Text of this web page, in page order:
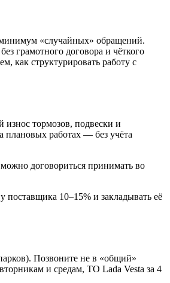
«случайных» обращений.
грамотного договора и чёткого
как структурировать работу с
тормозов, подвески и
плановых работах — без учёта
договориться принимать во
10–15% и закладывать её
Позвоните не в «общий»
и средам, ТО Lada Vesta за 4